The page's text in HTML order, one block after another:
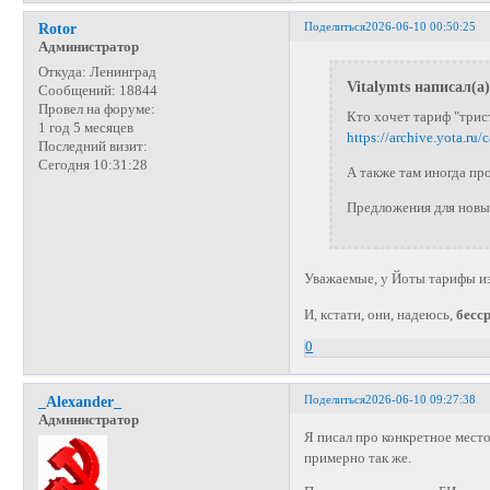
Поделиться2026-06-10 00:50:25
Rotor
Администратор
Откуда: Ленинград
Сообщений: 18844
Провел на форуме:
1 год 5 месяцев
Последний визит:
Сегодня 10:31:28
Vitalymts
Кто хочет тариф
https://archive.yota.ru/
А также там иногда
Предложения для
Уважаемые, у Йоты тарифы
И, кстати, они, надеюсь,
0
Поделиться2026-06-10 09:27:38
_Alexander_
Администратор
Я писал про конкретное
примерно так же.